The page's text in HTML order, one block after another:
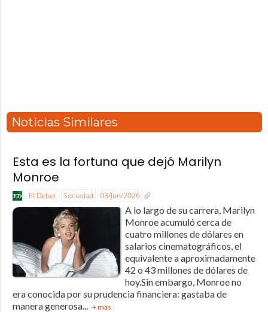
Noticias Similares
Esta es la fortuna que dejó Marilyn
Monroe
El Deber Sociedad 03/Jun/2026
A lo largo de su carrera, Marilyn
Monroe acumuló cerca de
cuatro millones de dólares en
salarios cinematográficos, el
equivalente a aproximadamente
42 o 43 millones de dólares de
hoy.Sin embargo, Monroe no
era conocida por su prudencia financiera: gastaba de
manera generosa... + más